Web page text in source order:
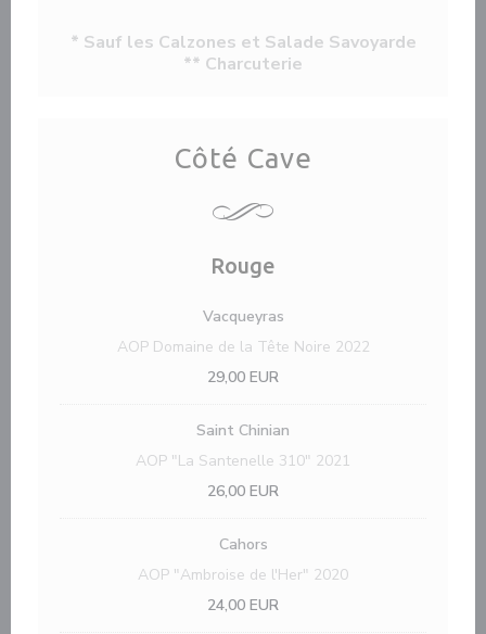
* Sauf les Calzones et Salade Savoyarde
** Charcuterie
Côté Cave
Rouge
Vacqueyras
AOP Domaine de la Tête Noire 2022
29,00 EUR
Saint Chinian
AOP "La Santenelle 310" 2021
26,00 EUR
Cahors
AOP "Ambroise de l'Her" 2020
24,00 EUR